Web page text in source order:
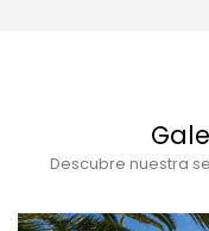
Descubre nuestra